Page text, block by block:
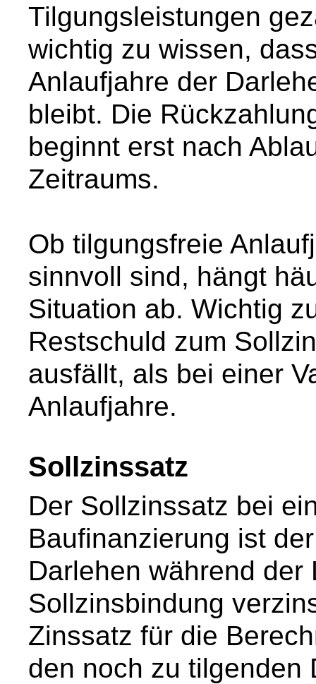
Tilgungsleistungen
wichtig zu wissen,
Anlaufjahre der
bleibt. Die
beginnt erst nach
Zeitraums.
Ob tilgungsfreie
sinnvoll sind, hängt
Situation ab. Wichtig
Restschuld zum
ausfällt, als bei einer
Anlaufjahre.
Sollzinssatz
Der Sollzinssatz bei
Baufinanzierung ist
Darlehen während der
Sollzinsbindung
Zinssatz für die
den noch zu tilgenden